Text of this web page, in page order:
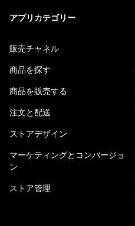
アプリカテゴリー
販売チャネル
商品を探す
商品を販売する
注文と配送
ストアデザイン
マーケティングとコンバージョ
ン
ストア管理